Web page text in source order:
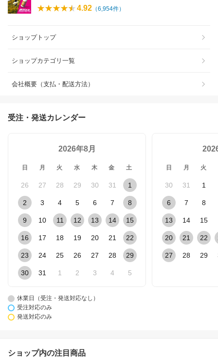
4.92 （6,954件）
ショップトップ
ショップカテゴリ一覧
会社概要（支払・配送方法）
受注・発送カレンダー
2026年8月
日 月 火 水 木 金 土
26 27 28 29 30 31 1
2 3 4 5 6 7 8
9 10 11 12 13 14 15
16 17 18 19 20 21 22
23 24 25 26 27 28 29
30 31 1 2 3 4 5
日 月 火
30 31 1
6 7 8
13 14 15
20 21 22
27 28 29
休業日（受注・発送対応なし）
受注対応のみ
発送対応のみ
ショップ内の注目商品